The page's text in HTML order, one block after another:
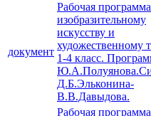
документ
Рабочая
изобразительному
искусству и
художественному
1-4 класс.
Д.Б.Эльконина-
В.В.Давыдова.
Рабочая